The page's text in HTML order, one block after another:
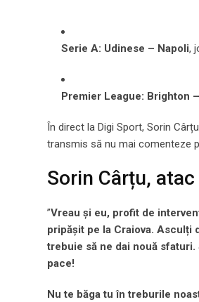
Serie A: Udinese – Napoli,
Premier League: Brighton
În direct la Digi Sport, Sorin
transmis să nu mai comenteze
Sorin Cârțu,
”Vreau și eu, profit de
pripășit pe la Craiova. Asculți
trebuie să ne dai nouă
pace!
Nu te băga tu în treburile